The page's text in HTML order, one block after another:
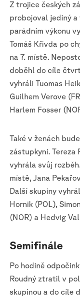
Z trojice českých
probojoval jediný
parádním výkonu
Tomáš Křivda po
na 7. místě.
doběhl do cíle
vyhráli Tuomas
Guilhem Verove
Harlem Fosser
Také v ženách
zástupkyni. Tereza
vyhrála svůj
místě, Jana
Další skupiny
Hornik (POL),
(NOR) a Hedvig
Semifinále
Po hodině
Roudný ztratil v
skupinou a do cíle